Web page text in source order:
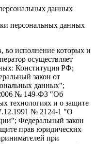
данных
персональных данных
во исполнение которых и
осуществляет
Конституция РФ;
закон от
данных";
№ 149-ФЗ "Об
технологиях и о защите
№ 2124-1 "О
Федеральный закон
прав юридических
при